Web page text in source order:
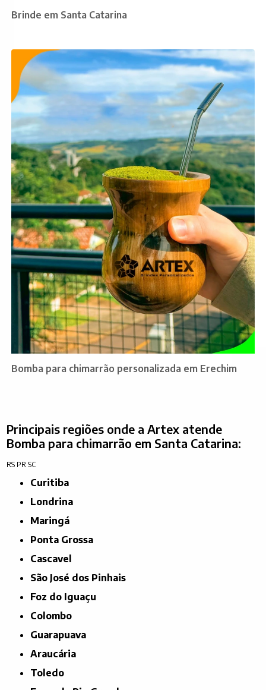
Brinde em Santa Catarina
Bomba para chimarrão personalizada em Erechim
Principais regiões onde a Artex atende
Bomba para chimarrão em Santa Catarina:
RS PR SC
Curitiba
Londrina
Maringá
Ponta Grossa
Cascavel
São José dos Pinhais
Foz do Iguaçu
Colombo
Guarapuava
Araucária
Toledo